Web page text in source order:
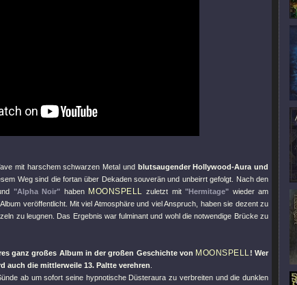
mit harschem schwarzen Metal und blutsaugender Hollywood-Aura und
Weg sind die fortan über Dekaden souverän und unbeirrt gefolgt. Nach den
"Alpha Noir" haben MOONSPELL zuletzt mit "Hermitage" wieder am
veröffentlicht. Mit viel Atmosphäre und viel Anspruch, haben sie dezent zu
zu leugnen. Das Ergebnis war fulminant und wohl die notwendige Brücke zu
ganz großes Album in der großen Geschichte von MOONSPELL! Wer
auch die mittlerweile 13. Paltte verehren
ab um sofort seine hypnotische Düsteraura zu verbreiten und die dunklen